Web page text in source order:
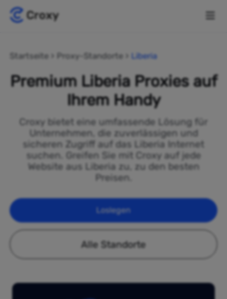
Startseite Proxy-Standorte Liberia
Premium Liberia Proxies auf
Ihrem Handy
Croxy bietet eine umfassende Lösung für
Unternehmen, die zuverlässigen und
sicheren Zugriff auf das Liberia Internet
suchen. Greifen Sie mit Croxy auf jede
Website aus Liberia zu, zu den besten
Preisen.
Loslegen
Alle Standorte